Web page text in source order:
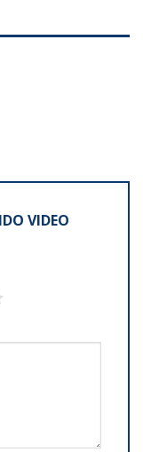
VIDEO